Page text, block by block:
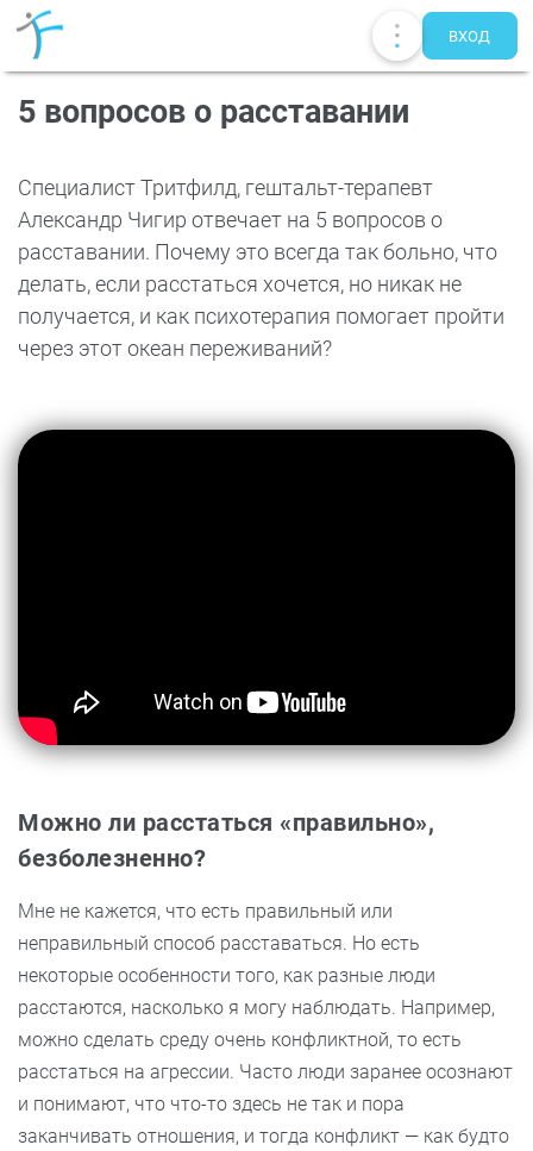
Публикации
UAENRU
ВХОД
5 вопросов о расставании
Специалист Тритфилд, гештальт-терапевт
Александр Чигир отвечает на 5 вопросов о
расставании. Почему это всегда так больно, что
делать, если расстаться хочется, но никак не
получается, и как психотерапия помогает пройти
через этот океан переживаний?
Можно ли расстаться «правильно»,
безболезненно?
Мне не кажется, что есть правильный или
неправильный способ расставаться. Но есть
некоторые особенности того, как разные люди
расстаются, насколько я могу наблюдать. Например,
можно сделать среду очень конфликтной, то есть
расстаться на агрессии. Часто люди заранее осознают
и понимают, что что-то здесь не так и пора
заканчивать отношения, и тогда конфликт — как будто